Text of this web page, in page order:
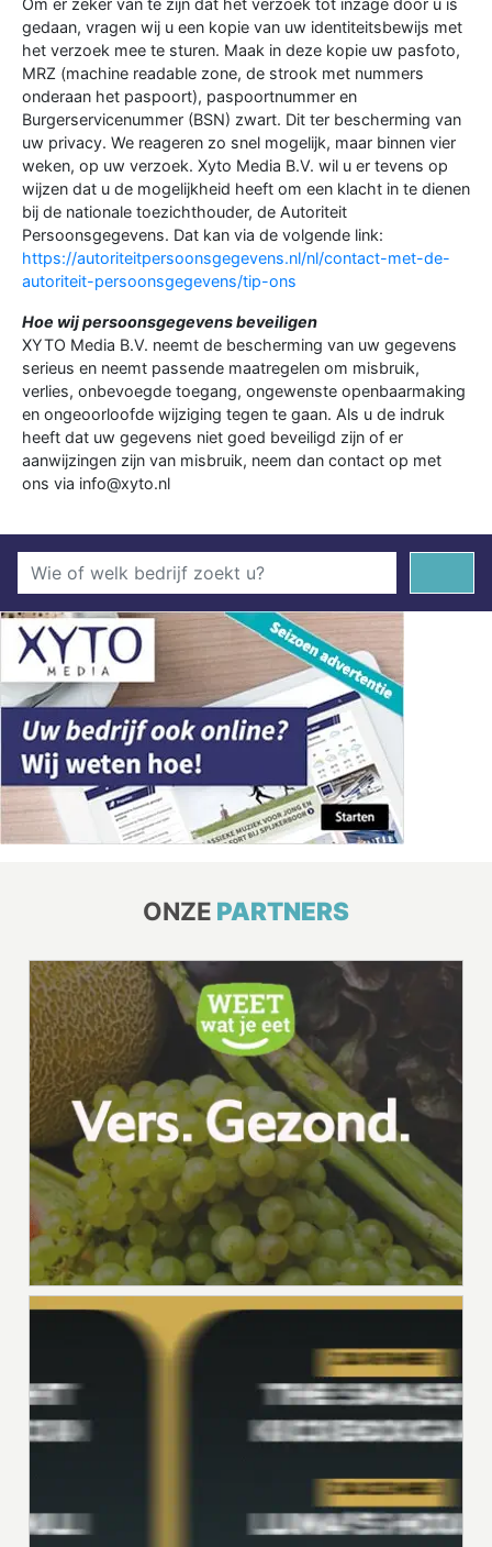
gedaan, vragen wij u een kopie van uw identiteitsbewijs met
het verzoek mee te sturen. Maak in deze kopie uw pasfoto,
MRZ (machine readable zone, de strook met nummers
onderaan het paspoort), paspoortnummer en
Burgerservicenummer (BSN) zwart. Dit ter bescherming van
uw privacy. We reageren zo snel mogelijk, maar binnen vier
weken, op uw verzoek. Xyto Media B.V. wil u er tevens op
wijzen dat u de mogelijkheid heeft om een klacht in te dienen
bij de nationale toezichthouder, de Autoriteit
Persoonsgegevens. Dat kan via de volgende link:
https://autoriteitpersoonsgegevens.nl/nl/contact-met-de-
autoriteit-persoonsgegevens/tip-ons
Hoe wij persoonsgegevens beveiligen
XYTO Media B.V. neemt de bescherming van uw gegevens
serieus en neemt passende maatregelen om misbruik,
verlies, onbevoegde toegang, ongewenste openbaarmaking
en ongeoorloofde wijziging tegen te gaan. Als u de indruk
heeft dat uw gegevens niet goed beveiligd zijn of er
aanwijzingen zijn van misbruik, neem dan contact op met
ons via info@xyto.nl
ONZE PARTNERS